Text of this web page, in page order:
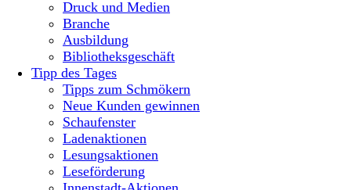
Druck und Medien
Branche
Ausbildung
Bibliotheksgeschäft
Tipp des Tages
Tipps zum Schmökern
Neue Kunden gewinnen
Schaufenster
Ladenaktionen
Lesungsaktionen
Leseförderung